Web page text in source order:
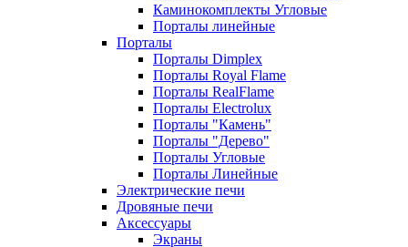
Каминокомплекты Угловые
Порталы линейные
Порталы
Порталы Dimplex
Порталы Royal Flame
Порталы RealFlame
Порталы Electrolux
Порталы "Камень"
Порталы "Дерево"
Порталы Угловые
Порталы Линейные
Электрические печи
Дровяные печи
Аксессуары
Экраны